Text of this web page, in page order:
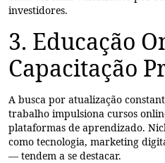
investidores.
3. Educação
Capacitação
A busca por atualização
trabalho impulsiona cursos
plataformas de aprendizado.
como tecnologia, marketing
— tendem a se destacar.